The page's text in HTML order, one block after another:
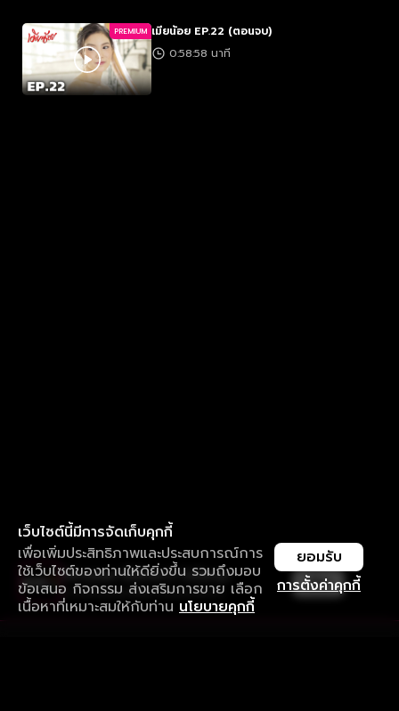
PREMIUM เมียน้อย EP.22 (ตอนจบ)
0:58:58 นาที
เว็บไซต์นี้มีการจัดเก็บคุกกี้
เพื่อเพิ่มประสิทธิภาพและประสบการณ์การ
ใช้เว็บไซต์ของท่านให้ดียิ่งขึ้น รวมถึงมอบ
ข้อเสนอ กิจกรรม ส่งเสริมการขาย เลือก
เนื้อหาที่เหมาะสมให้กับท่าน นโยบายคุกกี้
การตั้งค่าคุกกี้
ยอมรับ
ใช้งานแอป ลื่นไหลกว่า ไม่มีสะดุด
ดาวน์โหลดแอปเพื่อการรับชมที่ดีกว่า เปิด